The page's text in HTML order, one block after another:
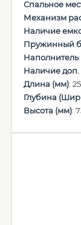
Спальное
Механизм
Наличие
Пружинный
Наполнитель
Наличие
Длина (мм):
Глубина
Высота (мм):